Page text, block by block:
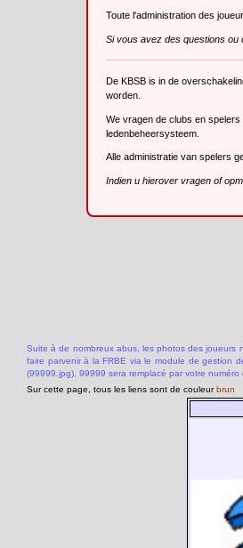
Toute l'administration des
Si vous avez des questions
De KBSB is in de
worden.
We vragen de clubs en spelers
ledenbeheersysteem.
Alle administratie van spelers
Indien u hierover vragen of
Suite à de nombreux abus, les photos des joueurs
faire parvenir à la FRBE via le module de gestion
(99999.jpg), 99999 sera remplacé par votre numéro
Sur cette page, tous les liens sont de couleurbrun